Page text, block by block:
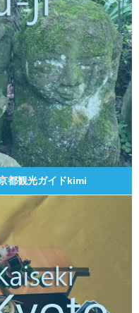
観光ガイドkimi